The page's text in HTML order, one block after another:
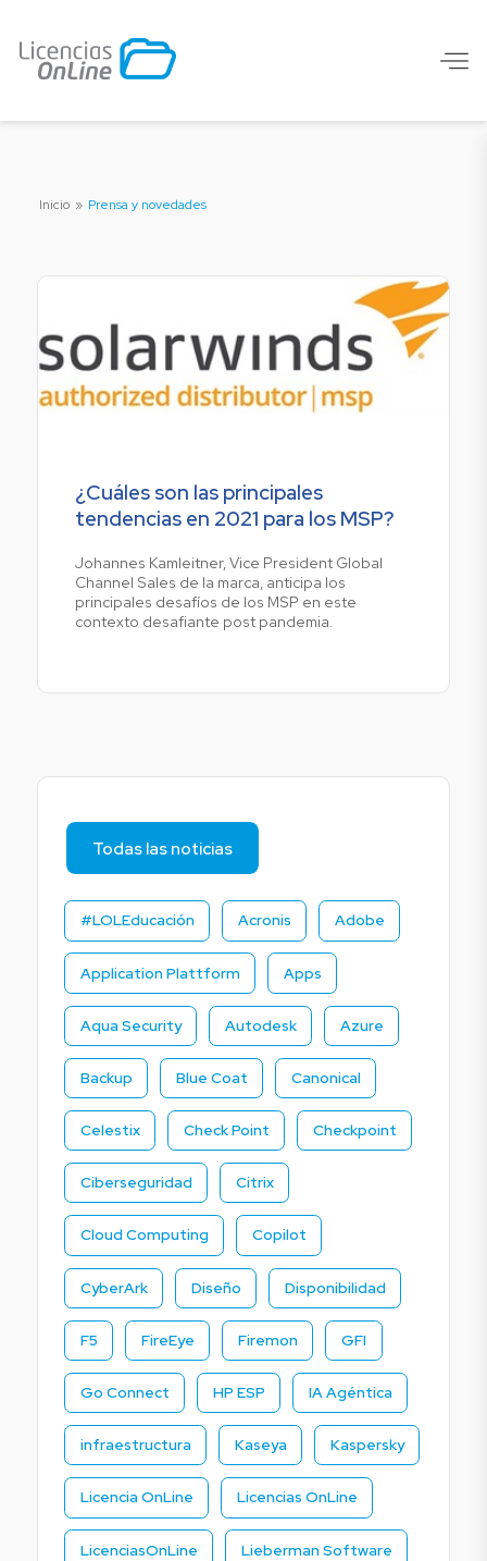
Inicio » Prensa y novedades
Todas las noticias
#LOLEducación Acronis Adobe
Application Plattform Apps
Aqua Security Autodesk Azure
Backup Blue Coat Canonical
Celestix Check Point Checkpoint
Ciberseguridad Citrix
Cloud Computing Copilot
CyberArk Diseño Disponibilidad
F5 FireEye Firemon GFI
Go Connect HP ESP IA Agéntica
infraestructura Kaseya Kaspersky
Licencia OnLine Licencias OnLine
LicenciasOnLine Lieberman Software
¿Cuáles son las principales
tendencias en 2021 para los MSP?
Johannes Kamleitner, Vice President Global
Channel Sales de la marca, anticipa los
principales desafíos de los MSP en este
contexto desafiante post pandemia.